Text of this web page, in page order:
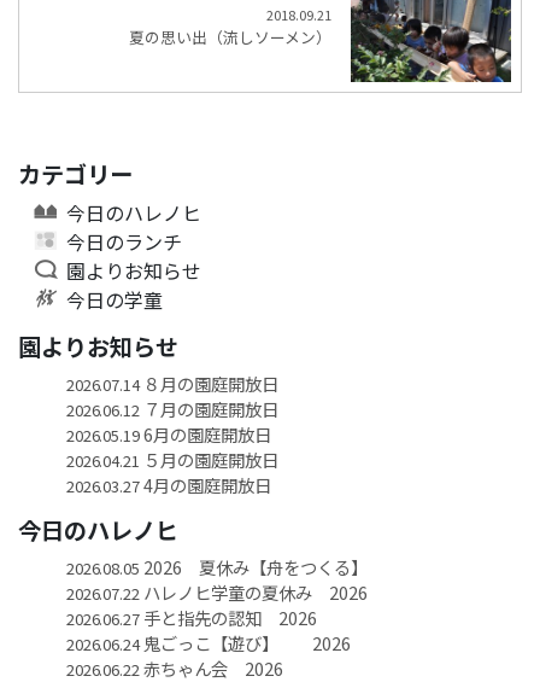
2018.09.21
夏の思い出（流しソーメン）
カテゴリー
今日のハレノヒ
今日のランチ
園よりお知らせ
今日の学童
園よりお知らせ
2026.07.14８月の園庭開放日
2026.06.12 ７月の園庭開放日
2026.05.196月の園庭開放日
2026.04.21 ５月の園庭開放日
2026.03.274月の園庭開放日
今日のハレノヒ
2026.08.05 2026 夏休み【舟をつくる】
2026.07.22 ハレノヒ学童の夏休み 2026
2026.06.27手と指先の認知 2026
2026.06.24鬼ごっこ【遊び】 2026
2026.06.22 赤ちゃん会 2026